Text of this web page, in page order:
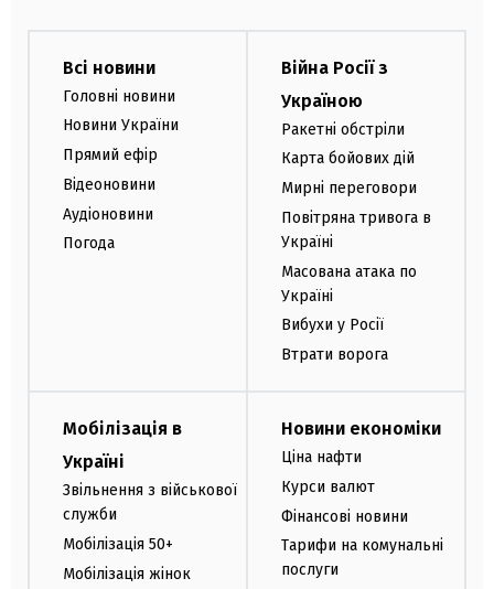
Всі новини
Головні новини
Новини України
Прямий ефір
Відеоновини
Аудіоновини
Погода
Війна Росії з
Україною
Ракетні обстріли
Карта бойових дій
Мирні переговори
Повітряна тривога в
Україні
Масована атака по
Україні
Вибухи у Росії
Втрати ворога
Мобілізація в
Україні
Звільнення з військової
служби
Мобілізація 50+
Мобілізація жінок
Новини економіки
Ціна нафти
Курси валют
Фінансові новини
Тарифи на комунальні
послуги